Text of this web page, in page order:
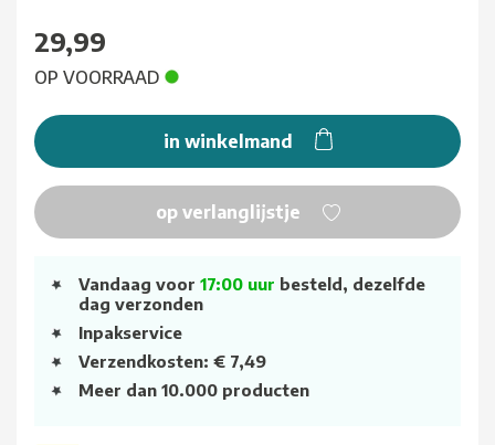
29,99
OP VOORRAAD
in winkelmand
op verlanglijstje
Vandaag voor 17:00 uur besteld, dezelfde
dag verzonden
Inpakservice
Verzendkosten: € 7,49
Meer dan 10.000 producten